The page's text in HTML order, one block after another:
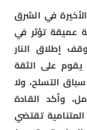
في الشرق
عميقة تؤثر في
إطلاق النار
على الثقة
التسلح، ولا
وأكد القادة
تقتضي